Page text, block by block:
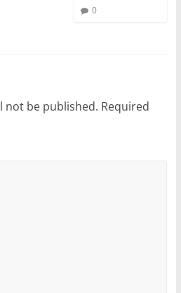
0
not be published. Required